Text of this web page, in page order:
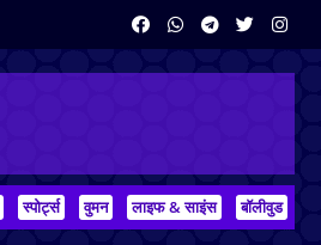
स्पोर्ट्स वुमन लाइफ & साइंस बॉलीवुड